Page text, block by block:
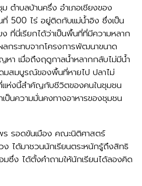
ตำบลบ้านครึ่ง อำเภอเชียงของ
500 ไร่ อยู่ติดกับแม่น้ำอิง ซึ่งเป็น
ง ที่นี่เรียกได้ว่าเป็นพื้นที่ที่มีความหลาก
กระทบจากโครงการพัฒนาขนาด
หา เมื่อถึงฤดูกาลน้ำหลากกลับไม่มีน้ำ
มสมบูรณ์ของพื้นที่หายไป ปลาไม่
แห่งนี้สำคัญกับชีวิตของคนในชุมชน
ป็นความมั่นคงทางอาหารของชุมชน
รอดขันเมือง คณะนิติศาสตร์
ได้มาชวนนักเรียนตระหนักรู้ถึงสิทธิ
ซึ่ง ได้ตั้งคำถามให้นักเรียนได้ลองคิด